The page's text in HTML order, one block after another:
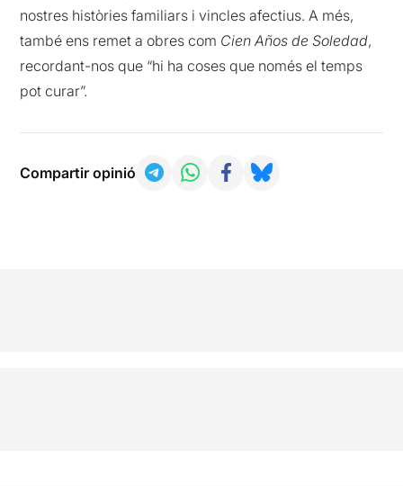
nostres històries familiars i vincles afectius. A més,
també ens remet a obres com Cien Años de Soledad,
recordant-nos que “hi ha coses que només el temps
pot curar”.
Compartir opinió